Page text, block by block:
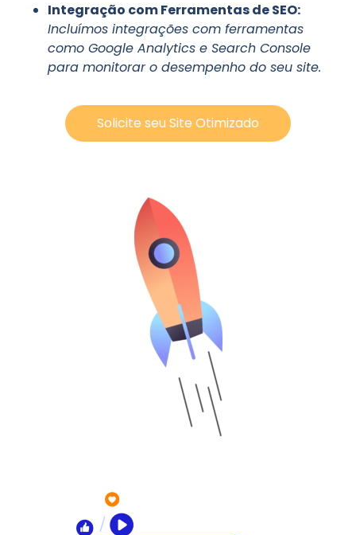
Integração com Ferramentas de SEO:
Incluímos integrações com ferramentas
como Google Analytics e Search Console
para monitorar o desempenho do seu site.
Solicite seu Site Otimizado